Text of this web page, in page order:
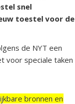
snel
toestel voor de
de NYT een
voor speciale taken
bronnen en